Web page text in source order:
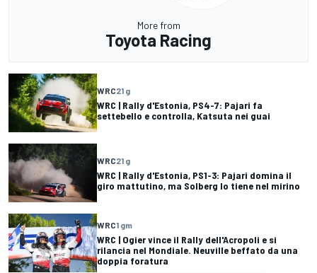
More from
Toyota Racing
WRC21 g
WRC | Rally d'Estonia, PS4-7: Pajari fa
settebello e controlla, Katsuta nei guai
WRC21 g
WRC | Rally d'Estonia, PS1-3: Pajari domina il
giro mattutino, ma Solberg lo tiene nel mirino
WRC1 gm
WRC | Ogier vince il Rally dell'Acropoli e si
rilancia nel Mondiale. Neuville beffato da una
doppia foratura